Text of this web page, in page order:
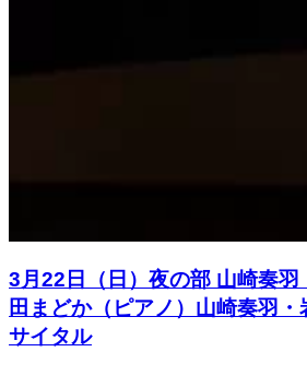
3月22日（日）夜の部 山崎奏羽
田まどか（ピアノ）山崎奏羽・
サイタル